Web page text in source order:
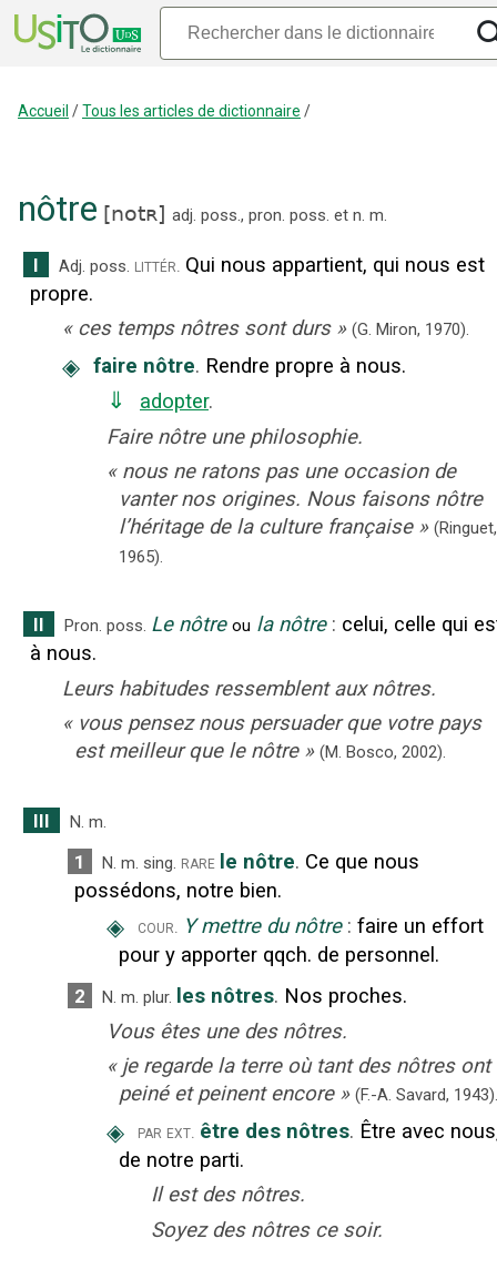
Accueil /Tous les articles de dictionnaire /
nôtre [notʀ] adj. poss., pron. poss. et n. m.
I Adj. poss. littér. Qui nous appartient, qui nous est
propre.
« ces temps nôtres sont durs » (G. Miron, 1970).
◈ faire nôtre. Rendre propre à nous.
⇓ adopter.
Faire nôtre une philosophie.
« nous ne ratons pas une occasion de
vanter nos origines. Nous faisons nôtre
l’héritage de la culture française » (Ringuet,
1965).
II Pron. poss. Le nôtre ou la nôtre : celui, celle qui
à nous.
Leurs habitudes ressemblent aux nôtres.
« vous pensez nous persuader que votre pays
est meilleur que le nôtre » (M. Bosco, 2002).
III N. m.
1 N. m. sing. rare le nôtre. Ce que nous
possédons, notre bien.
◈ cour. Y mettre du nôtre : faire un effort
pour y apporter qqch. de personnel.
2 N. m. plur. les nôtres. Nos proches.
Vous êtes une des nôtres.
« je regarde la terre où tant des nôtres ont
peiné et peinent encore » (F.-A. Savard, 1943).
◈ par ext. être des nôtres. Être avec
de notre parti.
Il est des nôtres.
Soyez des nôtres ce soir.